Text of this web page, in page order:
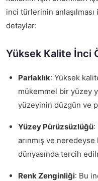
inci türlerinin
detaylar:
Yüksek Kalite İnci
Parlaklık: Yüksek
mükemmel bir yüzey
yüzeyinin düzgün ve
Yüzey Pürüzsüzlüğü:
arınmış ve
dünyasında tercih
Renk Zenginliği: Bu